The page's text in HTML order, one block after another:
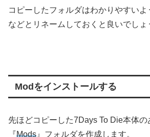
コピーしたフォルダはわかりやすいよ
などとリネームしておくと良いでしょ
Modをインストールする
先ほどコピーした7Days To Die本体の
『Mods 』フォルダを作成します。